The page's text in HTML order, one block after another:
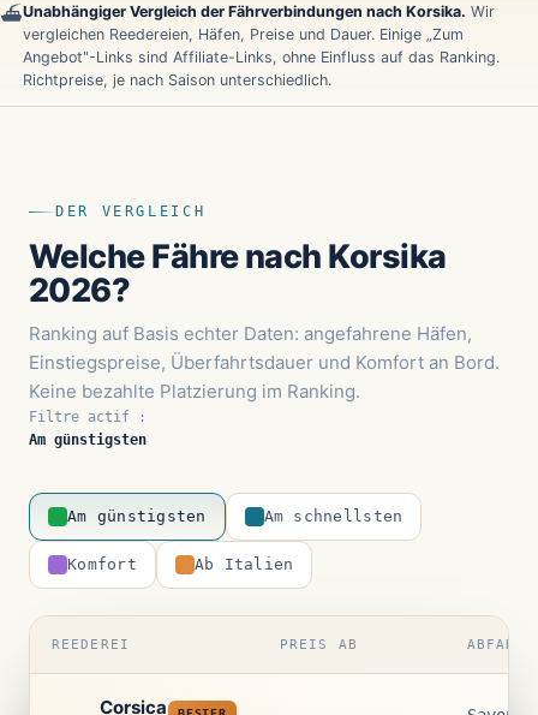
⛴️Unabhängiger Vergleich der Fährverbindungen nach Korsika. Wir
vergleichen Reedereien, Häfen, Preise und Dauer. Einige „Zum
Angebot"-Links sind Affiliate-Links, ohne Einfluss auf das Ranking.
Richtpreise, je nach Saison unterschiedlich.
DER VERGLEICH
Welche Fähre nach Korsika
2026?
Ranking auf Basis echter Daten: angefahrene Häfen,
Einstiegspreise, Überfahrtsdauer und Komfort an Bord.
Keine bezahlte Platzierung im Ranking.
Filtre actif :
Am günstigsten
Am günstigsten Am schnellsten
Komfort Ab Italien
REEDEREI PREIS AB
Corsica